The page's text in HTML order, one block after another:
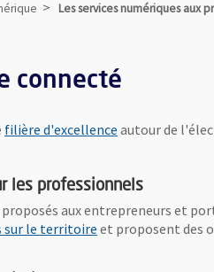
Les services numériques aux
connecté
filière d'excellence , Ouvre une
autour de
les professionnels
aux entrepreneurs et
sur le territoire , Ouvre une
et proposent des